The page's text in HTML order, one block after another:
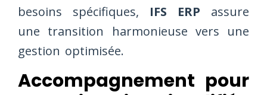
besoins spécifiques, IFS ERP assure
une transition harmonieuse vers une
gestion optimisée.
Accompagnement pour